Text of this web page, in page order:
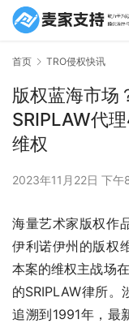
首页 TRO侵权快讯
版权蓝海市场
SRIPLAW代
维权
2023年11月22日 下午
海量艺术家版权作
伊利诺伊州的版权
本案的维权主战场
的SRIPLAW律所
追溯到1991年，最